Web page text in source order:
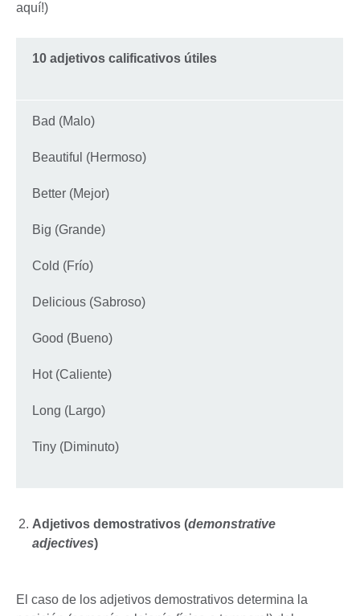
aquí!)
10 adjetivos calificativos útiles
Bad (Malo)
Beautiful (Hermoso)
Better (Mejor)
Big (Grande)
Cold (Frío)
Delicious (Sabroso)
Good (Bueno)
Hot (Caliente)
Long (Largo)
Tiny (Diminuto)
Adjetivos demostrativos (demonstrative
adjectives)
El caso de los adjetivos demostrativos determina la